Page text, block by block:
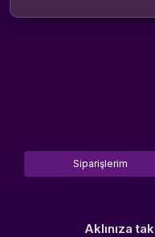
Siparişlerim
Aklınıza